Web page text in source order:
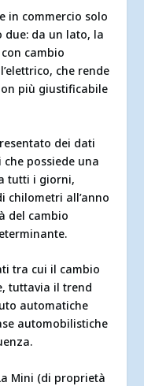
in commercio solo
due: da un lato, la
cambio
che rende
più giustificabile
dei dati
possiede una
tutti i giorni,
chilometri all’anno
del cambio
tra cui il cambio
tuttavia il trend
automatiche
automobilistiche
Mini (di proprietà